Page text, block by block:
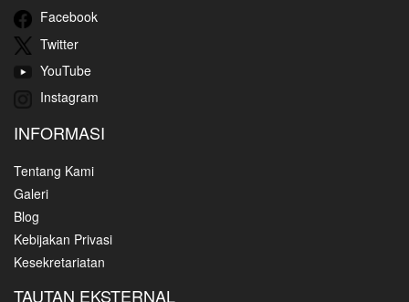
Facebook
Twitter
YouTube
Instagram
INFORMASI
Tentang Kami
Galeri
Blog
Kebijakan Privasi
Kesekretariatan
TAUTAN EKSTERNAL